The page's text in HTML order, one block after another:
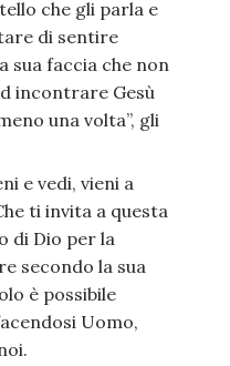
che gli parla e
di sentire
sua faccia che non
incontrare Gesù
una volta”, gli
e vedi, vieni a
ti invita a questa
di Dio per la
secondo la sua
è possibile
Uomo,